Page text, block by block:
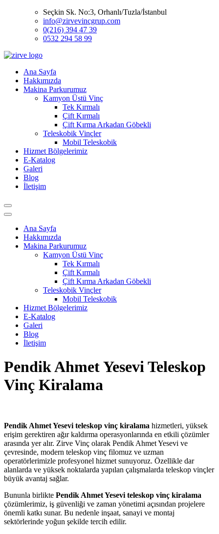
Seçkin Sk. No:3, Orhanlı/Tuzla/İstanbul
info@zirvevincgrup.com
0(216) 394 47 39
0532 294 58 99
Ana Sayfa
Hakkımızda
Makina Parkurumuz
Kamyon Üstü Vinç
Tek Kırmalı
Çift Kırmalı
Çift Kırma Arkadan Göbekli
Teleskobik Vinçler
Mobil Teleskobik
Hizmet Bölgelerimiz
E-Katalog
Galeri
Blog
İletişim
Ana Sayfa
Hakkımızda
Makina Parkurumuz
Kamyon Üstü Vinç
Tek Kırmalı
Çift Kırmalı
Çift Kırma Arkadan Göbekli
Teleskobik Vinçler
Mobil Teleskobik
Hizmet Bölgelerimiz
E-Katalog
Galeri
Blog
İletişim
Pendik Ahmet Yesevi Teleskop
Vinç Kiralama
Pendik Ahmet Yesevi teleskop vinç kiralama hizmetleri, yüksek
erişim gerektiren ağır kaldırma operasyonlarında en etkili çözümler
arasında yer alır. Zirve Vinç olarak Pendik Ahmet Yesevi ve
çevresinde, modern teleskop vinç filomuz ve uzman
operatörlerimizle profesyonel hizmet sunuyoruz. Özellikle dar
alanlarda ve yüksek noktalarda yapılan çalışmalarda teleskop vinçler
büyük avantaj sağlar.
Bununla birlikte Pendik Ahmet Yesevi teleskop vinç kiralama
çözümlerimiz, iş güvenliği ve zaman yönetimi açısından projelere
önemli katkı sunar. Bu nedenle inşaat, sanayi ve montaj
sektörlerinde yoğun şekilde tercih edilir.